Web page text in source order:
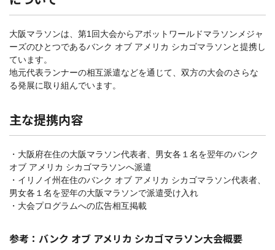
大阪マラソンは、第1回大会からアボットワールドマラソンメジャ
ーズのひとつであるバンク オブ アメリカ シカゴマラソンと提携し
ています。
地元代表ランナーの相互派遣などを通じて、双方の大会のさらな
る発展に取り組んでいます。
主な提携内容
・大阪府在住の大阪マラソン代表者、男女各１名を翌年のバンク
オブ アメリカ シカゴマラソンへ派遣
・イリノイ州在住のバンク オブ アメリカ シカゴマラソン代表者、
男女各１名を翌年の大阪マラソンで派遣受け入れ
・大会プログラムへの広告相互掲載
参考：バンク オブ アメリカ シカゴマラソン大会概要